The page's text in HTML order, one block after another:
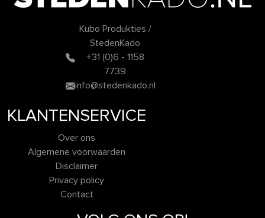
Kubo Produkties /
StedenKado
+31 (0)6 - 1158
7739
info@stedenkado.nl
KLANTENSERVICE
Over ons
Algemene voorwaarden
Disclaimer
Privacy policy
Contact